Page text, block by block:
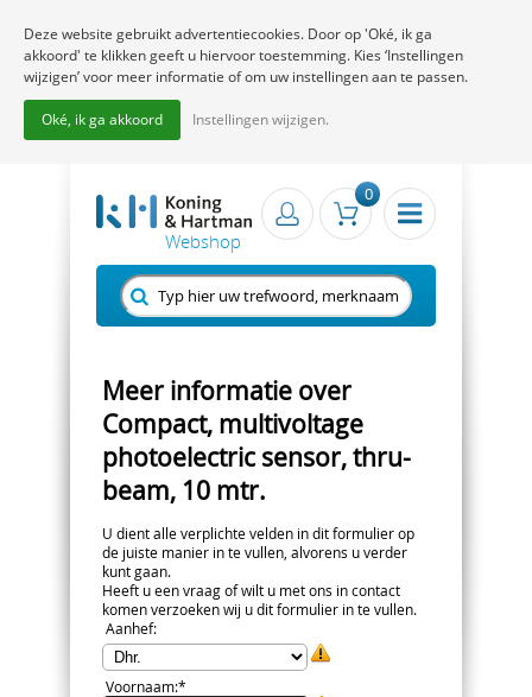
0
Meer informatie over
Compact, multivoltage
photoelectric sensor, thru-
beam, 10 mtr.
U dient alle verplichte velden in dit formulier op
de juiste manier in te vullen, alvorens u verder
kunt gaan.
Heeft u een vraag of wilt u met ons in contact
komen verzoeken wij u dit formulier in te vullen.
Aanhef:
Voornaam:*
Deze website gebruikt advertentiecookies. Door op 'Oké, ik ga
akkoord' te klikken geeft u hiervoor toestemming. Kies ‘Instellingen
wijzigen’ voor meer informatie of om uw instellingen aan te passen.
Oké, ik ga akkoord Instellingen wijzigen.